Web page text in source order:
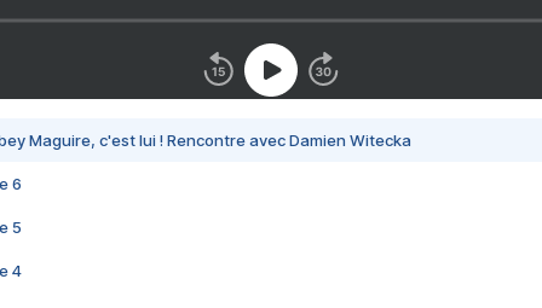
Maguire, c'est lui ! Rencontre avec Damien Witecka
6
5
4